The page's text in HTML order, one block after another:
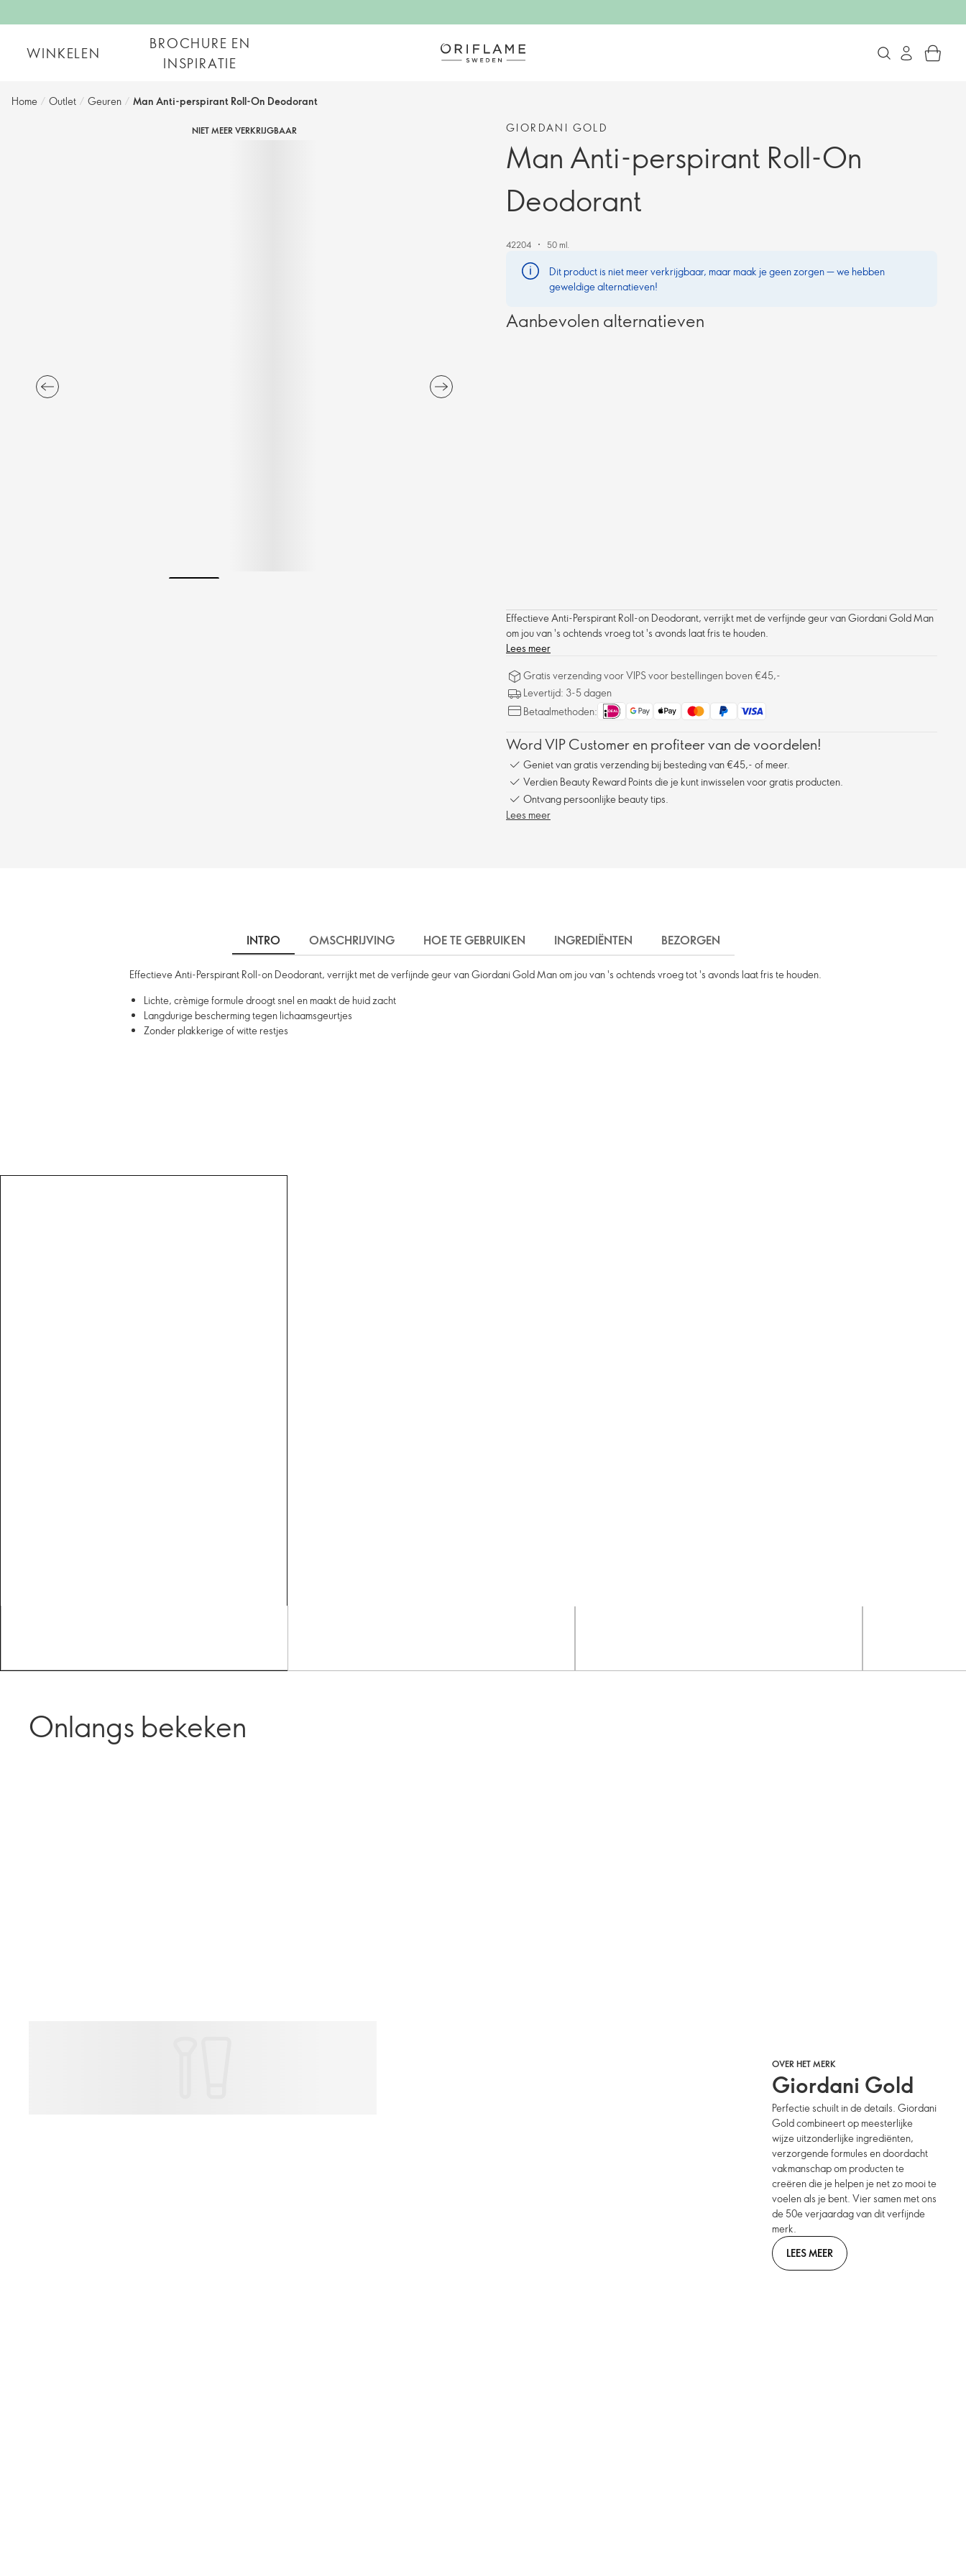
WINKELEN
BROCHURE EN
INSPIRATIE
Home / Outlet / Geuren / Man Anti-perspirant Roll-On Deodorant
NIET MEER VERKRIJGBAAR GIORDANI GOLD
Man Anti-perspirant Roll-On
Deodorant
42204 50 ml.
Dit product is niet meer verkrijgbaar, maar maak je geen zorgen — we hebben
geweldige alternatieven!
Aanbevolen alternatieven
Effectieve Anti-Perspirant Roll-on Deodorant, verrijkt met de verfijnde geur van Giordani Gold Man
om jou van 's ochtends vroeg tot 's avonds laat fris te houden.
Lees meer
Gratis verzending voor VIPS voor bestellingen boven €45,-
Levertijd: 3-5 dagen
Betaalmethoden:
Word VIP Customer en profiteer van de voordelen!
Geniet van gratis verzending bij besteding van €45,- of meer.
Verdien Beauty Reward Points die je kunt inwisselen voor gratis producten.
Ontvang persoonlijke beauty tips.
Lees meer
INTRO OMSCHRIJVING HOE TE GEBRUIKEN INGREDIËNTEN BEZORGEN
Effectieve Anti-Perspirant Roll-on Deodorant, verrijkt met de verfijnde geur van Giordani Gold Man om jou van 's ochtends vroeg tot 's avonds laat fris te houden.
Lichte, crèmige formule droogt snel en maakt de huid zacht
Langdurige bescherming tegen lichaamsgeurtjes
Zonder plakkerige of witte restjes
Onlangs bekeken
OVER HET MERK
Giordani Gold
Perfectie schuilt in de details. Giordani
Gold combineert op meesterlijke
wijze uitzonderlijke ingrediënten,
verzorgende formules en doordacht
vakmanschap om producten te
creëren die je helpen je net zo mooi te
voelen als je bent. Vier samen met ons
de 50e verjaardag van dit verfijnde
merk.
LEES MEER